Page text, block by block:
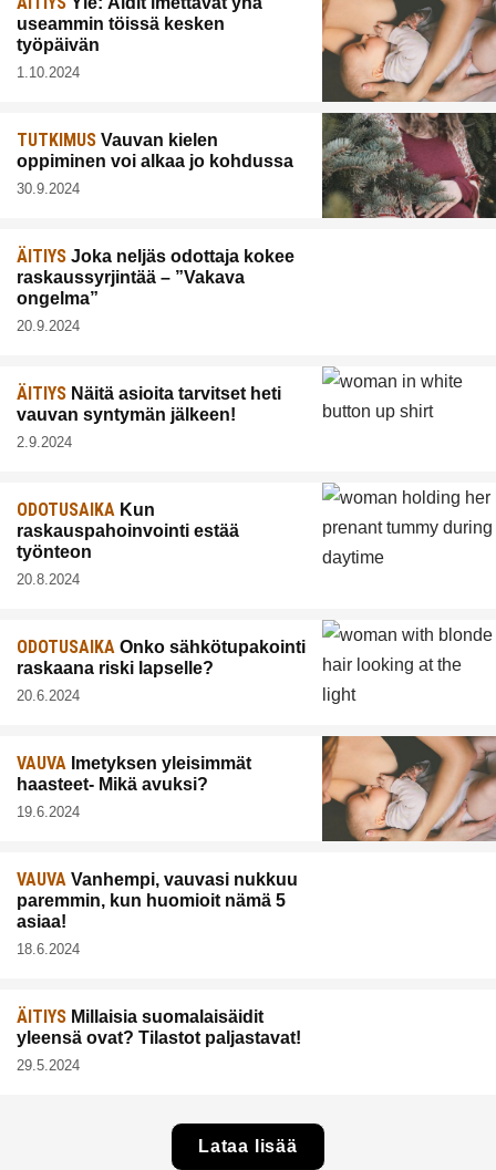
useammin töissä kesken
työpäivän
1.10.2024
TUTKIMUS Vauvan kielen
oppiminen voi alkaa jo kohdussa
30.9.2024
ÄITIYS Joka neljäs odottaja kokee
raskaussyrjintää – ”Vakava
ongelma”
20.9.2024
ÄITIYS Näitä asioita tarvitset heti
vauvan syntymän jälkeen!
2.9.2024
ODOTUSAIKA Kun
raskauspahoinvointi estää
työnteon
20.8.2024
ODOTUSAIKA Onko sähkötupakointi
raskaana riski lapselle?
20.6.2024
VAUVA Imetyksen yleisimmät
haasteet- Mikä avuksi?
19.6.2024
VAUVA Vanhempi, vauvasi nukkuu
paremmin, kun huomioit nämä 5
asiaa!
18.6.2024
ÄITIYS Millaisia suomalaisäidit
yleensä ovat? Tilastot paljastavat!
29.5.2024
Lataa lisää